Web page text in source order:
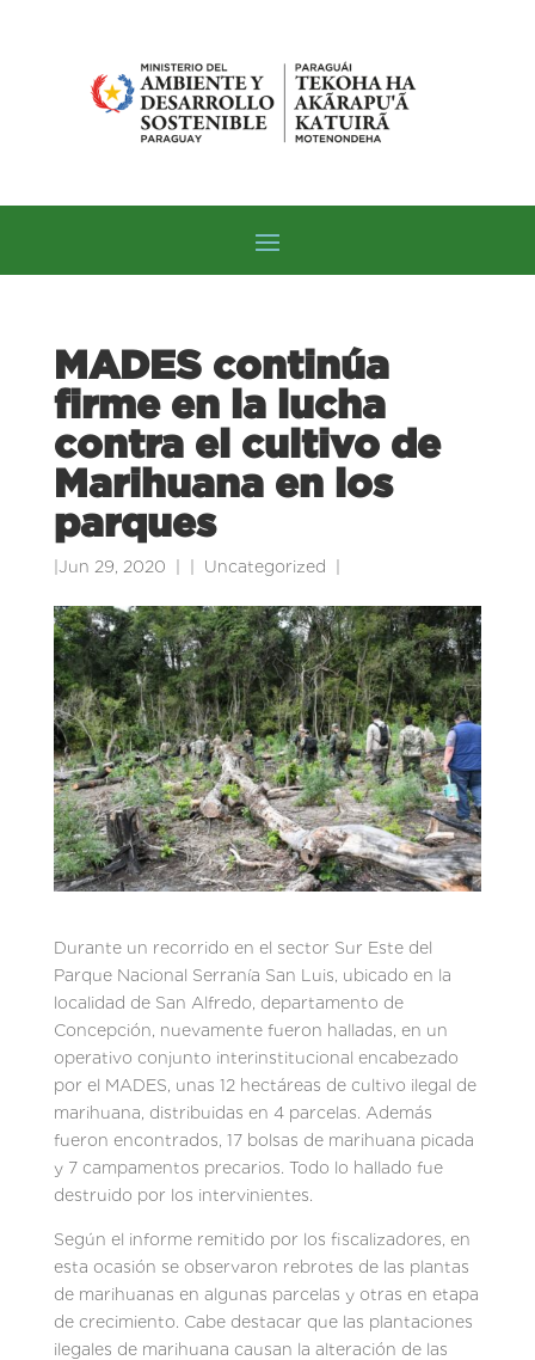
MADES continúa
firme en la lucha
contra el cultivo de
Marihuana en los
parques
Jun 29, 2020 Uncategorized
Durante un recorrido en el sector Sur Este del
Parque Nacional Serranía San Luis, ubicado en la
localidad de San Alfredo, departamento de
Concepción, nuevamente fueron halladas, en un
operativo conjunto interinstitucional encabezado
por el MADES, unas 12 hectáreas de cultivo ilegal de
marihuana, distribuidas en 4 parcelas. Además
fueron encontrados, 17 bolsas de marihuana picada
y 7 campamentos precarios. Todo lo hallado fue
destruido por los intervinientes.
Según el informe remitido por los fiscalizadores, en
esta ocasión se observaron rebrotes de las plantas
de marihuanas en algunas parcelas y otras en etapa
de crecimiento. Cabe destacar que las plantaciones
ilegales de marihuana causan la alteración de las